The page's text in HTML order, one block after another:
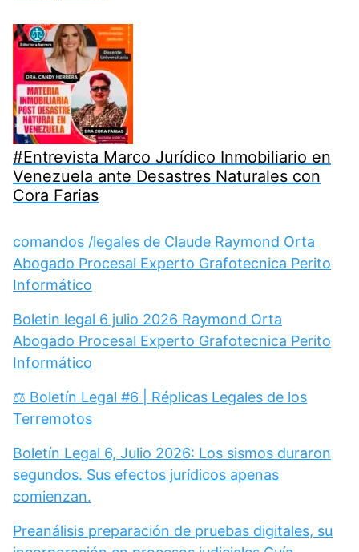
#Entrevista Marco Jurídico Inmobiliario en
Venezuela ante Desastres Naturales con
Cora Farias
comandos /legales de Claude Raymond Orta
Abogado Procesal Experto Grafotecnica Perito
Informático
Boletin legal 6 julio 2026 Raymond Orta
Abogado Procesal Experto Grafotecnica Perito
Informático
⚖️ Boletín Legal #6 | Réplicas Legales de los
Terremotos
Boletín Legal 6, Julio 2026: Los sismos duraron
segundos. Sus efectos jurídicos apenas
comienzan.
Preanálisis preparación de pruebas digitales, su